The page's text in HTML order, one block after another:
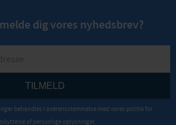
dig vores nyhedsbrev?
TILMELD
behandles i overensstemmelse med vores politik for
af personlige oplysninger.